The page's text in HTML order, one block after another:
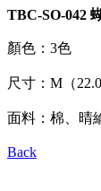
TBC-SO-042
顏色：3色
尺寸：M（
面料：棉、晴
Back